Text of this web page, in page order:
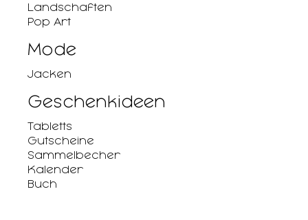
Landschaften
Pop Art
Mode
Jacken
Geschenkideen
Tabletts
Gutscheine
Sammelbecher
Kalender
Buch